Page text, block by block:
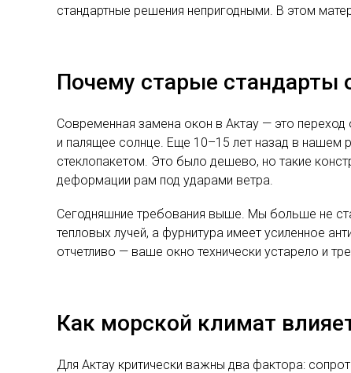
стандартные решения непригодными. В этом
Почему старые стандарты
Современная замена окон в Актау — это
и палящее солнце. Еще 10–15 лет назад в нашем
стеклопакетом. Это было дешево, но такие
деформации рам под ударами ветра.
Сегодняшние требования выше. Мы больше не
тепловых лучей, а фурнитура имеет усиленное
отчетливо — ваше окно технически устарело и
Как морской климат
Для Актау критически важны два фактора: